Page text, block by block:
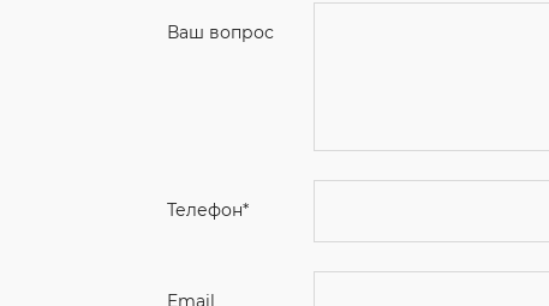
Ваш вопрос
Я соглашаюсь с